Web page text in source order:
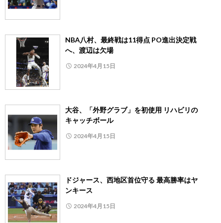
NBA八村、最終戦は11得点 PO進出決定戦
へ、渡辺は欠場
2024年4月15日
大谷、「外野グラブ」を初使用 リハビリの
キャッチボール
2024年4月15日
ドジャース、西地区首位守る 最高勝率はヤ
ンキース
2024年4月15日